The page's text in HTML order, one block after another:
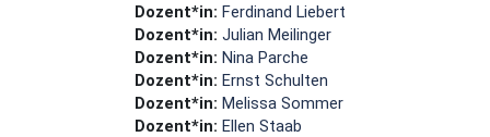
Dozent*in: Ferdinand Liebert
Dozent*in: Julian Meilinger
Dozent*in: Nina Parche
Dozent*in: Ernst Schulten
Dozent*in: Melissa Sommer
Dozent*in: Ellen Staab